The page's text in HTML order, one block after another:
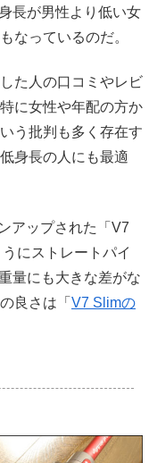
長が男性より低い女
なっているのだ。
た人の口コミやレビ
に女性や年配の方か
う批判も多く存在す
身長の人にも最適
アップされた「V7
にストレートパイ
量にも大きな差がな
良さは「 V7 Slimの